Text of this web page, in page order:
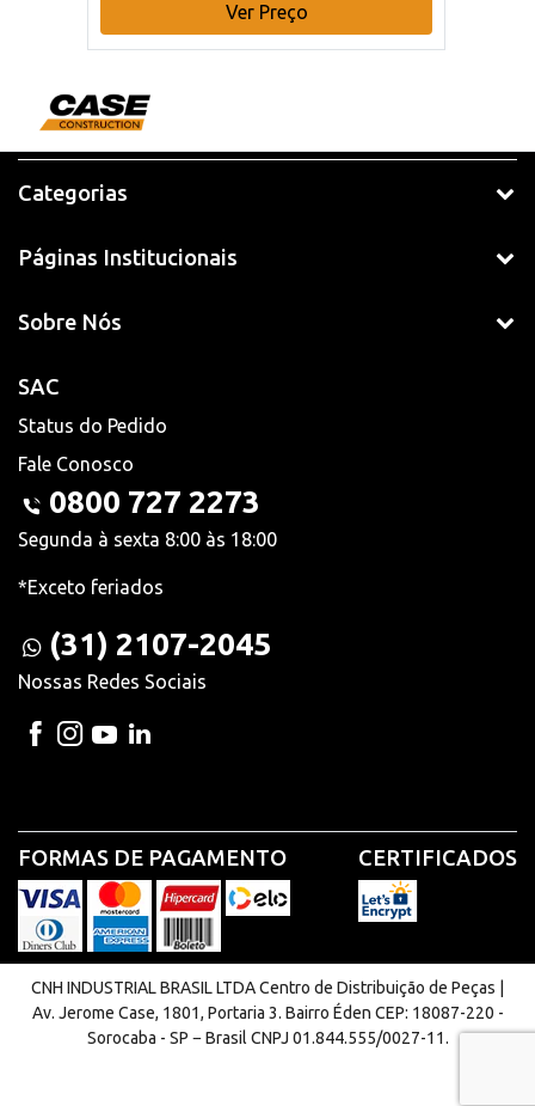
Ver Preço
Categorias
Páginas Institucionais
Sobre Nós
SAC
Status do Pedido
Fale Conosco
0800 727 2273
Segunda à sexta 8:00 às 18:00
*Exceto feriados
(31) 2107-2045
Nossas Redes Sociais
FORMAS DE PAGAMENTO CERTIFICADOS
CNH INDUSTRIAL BRASIL LTDA Centro de Distribuição de Peças |
Av. Jerome Case, 1801, Portaria 3. Bairro Éden CEP: 18087-220 -
Sorocaba - SP − Brasil CNPJ 01.844.555/0027-11.